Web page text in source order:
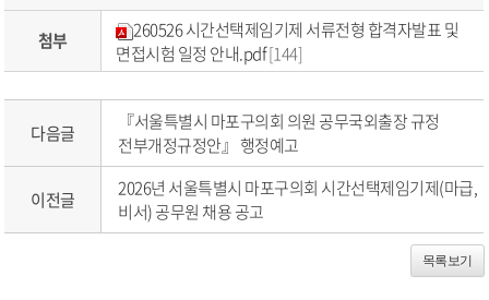
첨부
260526 시간선택제임기제 서류전형 합격자발표 및
면접시험 일정 안내.pdf[144]
다음글
『서울특별시 마포구의회 의원 공무국외출장 규정
전부개정규정안』 행정예고
이전글
2026년 서울특별시 마포구의회 시간선택제임기제(마급,
비서) 공무원 채용 공고
목록보기